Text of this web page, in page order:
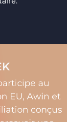
au
EU, Awin et
conçus